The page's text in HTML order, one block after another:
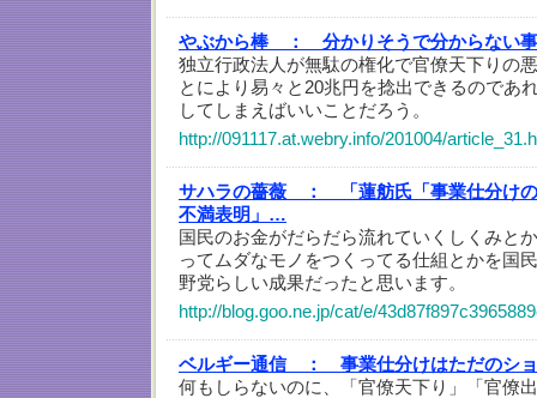
やぶから棒 ：
分かりそうで分からない
独立行政法人が無駄の権化で官僚天下りの
とにより易々と20兆円を捻出できるのであ
してしまえばいいことだろう。
http://091117.at.webry.info/201004/
サハラの薔薇 ：
「蓮舫氏「事業仕分け
不満表明」…
国民のお金がだらだら流れていくしくみと
ってムダなモノをつくってる仕組とかを国
野党らしい成果だったと思います。
http://blog.goo.ne.jp/cat/e/
ベルギー通信 ：
事業仕分けはただのシ
何もしらないのに、「官僚天下り」「官僚